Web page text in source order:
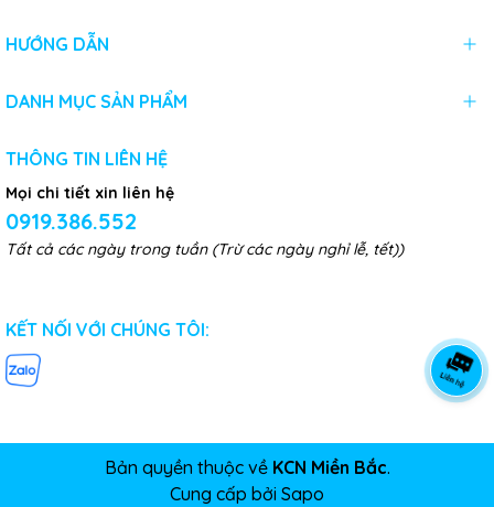
HƯỚNG DẪN
DANH MỤC SẢN PHẨM
THÔNG TIN LIÊN HỆ
Mọi chi tiết xin liên hệ
0919.386.552
Tất cả các ngày trong tuần (Trừ các ngày nghỉ lễ, tết))
KẾT NỐI VỚI CHÚNG TÔI:
Bản quyền thuộc về KCN Miền Bắc.
Cung cấp bởi Sapo